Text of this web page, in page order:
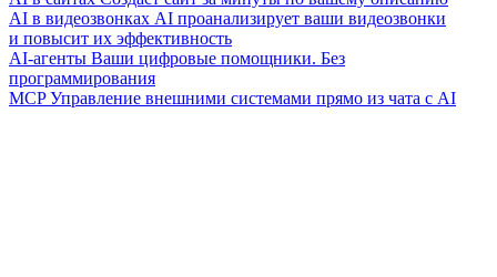
AI в видеозвонках AI проанализирует ваши видеозвонки
и повысит их эффективность
AI-агенты Ваши цифровые помощники. Без
программирования
MCP Управление внешними системами прямо из чата с AI